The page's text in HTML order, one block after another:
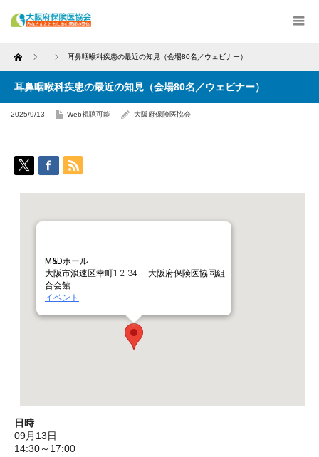
Home 耳鼻咽喉科疾患の最近の知見（会場80名／ウェビナー）
耳鼻咽喉科疾患の最近の知見（会場80名／ウェビナー）
2025/9/13 Web視聴可能 大阪府保険医協会
M&Dホール
大阪市浪速区幸町1-2-34 大阪府保険医協同組
合会館
イベント
日時
09月13日
14:30～17:00